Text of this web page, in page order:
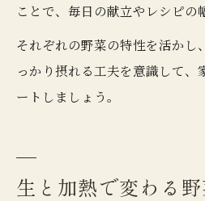
ことで、毎日の献立やレシピの
それぞれの野菜の特性を活かし
っかり摂れる工夫を意識して、
ートしましょう。
生と加熱で変わる